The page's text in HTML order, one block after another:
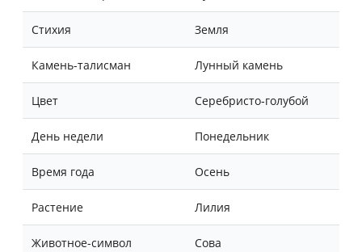
Стихия Земля
Камень-талисман Лунный камень
Цвет Серебристо‑голубой
День недели Понедельник
Время года Осень
Растение Лилия
Животное-символ Сова